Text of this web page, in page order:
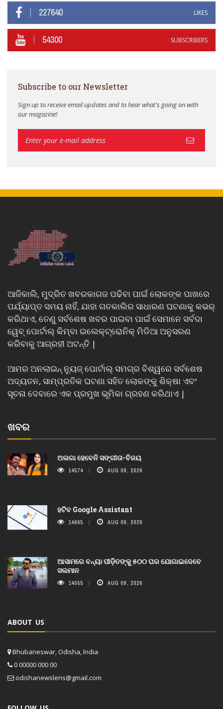
227640 LIKES
54300 SUBSCRIBERS
Subscribe to our Newsletter
Sign up to receive email updates and to hear what's going on with
our magazine!
ଆଜିକାଲି, ମୁଦ୍ରିତ ଖବରକାଗଜ ପଢିବା ପାଇଁ ଲୋକଙ୍କ ପାଖରେ
ପର୍ଯ୍ୟାପ୍ତ ସମୟ ନାହିଁ, ଯାହା ଗତକାଲିର ସାଧାରଣ ଘଟଣାକୁ କଭର୍
କରିଥାଏ, ତେଣୁ ସର୍ବଶେଷ ଖବର ପାଇବା ପାଇଁ ସେମାନେ ସର୍ବଦା
ୱେବ୍ ପୋର୍ଟାଲ୍ କିମ୍ବା ଇଲେକ୍ଟ୍ରୋନିକ୍ ମିଡିଆ ଅନୁସରଣ
କରିବାକୁ ଆଗ୍ରହୀ ଅଟନ୍ତି |
ଆମର ଅନଲାଇନ୍ ନ୍ୟୁଜ୍ ପୋର୍ଟାଲ୍ ସମଗ୍ର ବିଶ୍ୱରେ ସର୍ବଶେଷ
ଅଦ୍ୟତନ, ସାମ୍ପ୍ରତିକ ଘଟଣା ସହିତ ଲୋକଙ୍କୁ ଶିକ୍ଷା ଏବଂ
ସୂଚନା ଦେବାରେ ଏକ ପ୍ରମୁଖ ଭୂମିକା ଗ୍ରହଣ କରିଥାଏ |
ଖବର
ଅଲଗା ହେବେନି ସଙ୍ଗୀତା-ବିଜୟ
14574 AUG 09, 2026
ହଟିବ Google Assistant
14665 AUG 09, 2026
ଆସାମରେ ବନ୍ୟା ପୀଡ଼ିତଙ୍କୁ ୫୦୦ ଘର ଯୋଗାଇଦେବେ
ସଲମାନ
14555 AUG 09, 2026
ABOUT US
Bhubaneswar, Odisha, India
0 00000 000 00
odishanewslens@gmail.com